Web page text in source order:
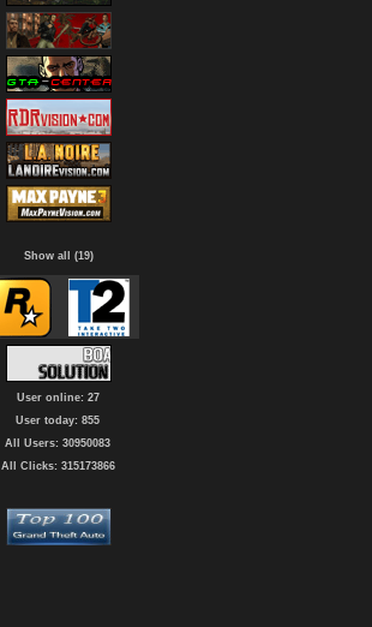
Show all (19)
User online: 27
User today: 855
All Users: 30950083
All Clicks: 315173866